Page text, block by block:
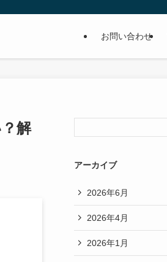
お問い合わせ
解
アーカイブ
2026年6月
2026年4月
2026年1月